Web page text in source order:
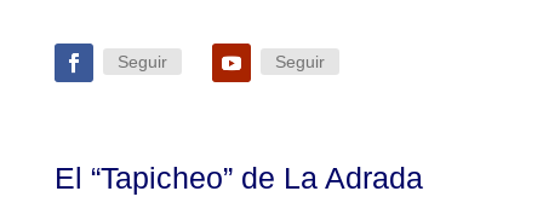
Seguir Seguir
El “Tapicheo” de La Adrada